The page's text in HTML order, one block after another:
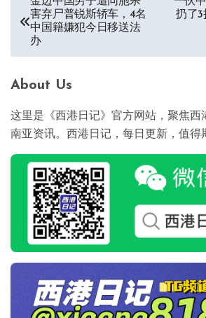
章 害弃尸普锐斯轿车，4名
中国籍嫌犯今日移送法
办
扔了3
About Us
这里是《西港日记》官方网站，聚焦西
南亚资讯。西港日记，每日更新，值得